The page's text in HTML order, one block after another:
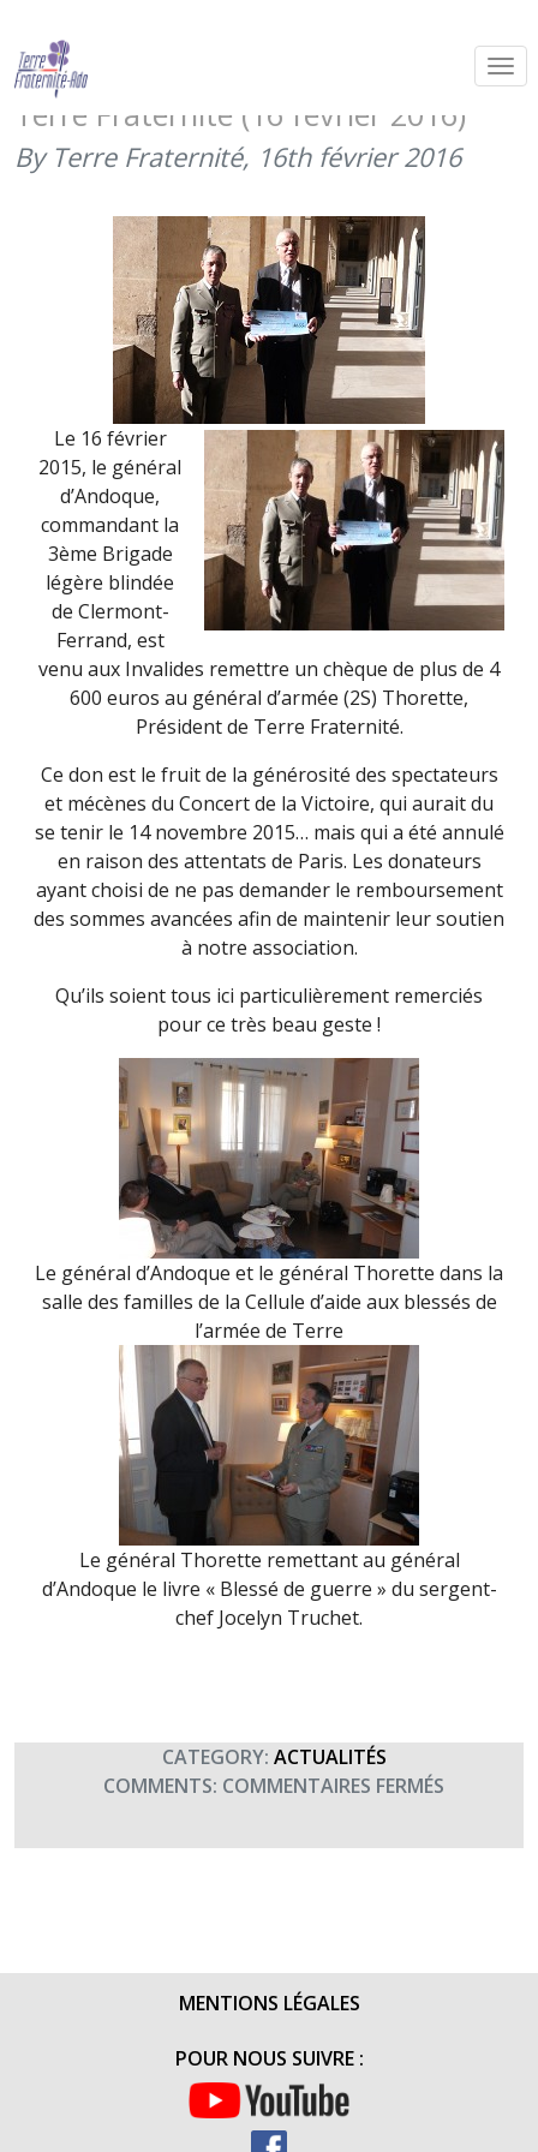
Malgré l’annulation du concert de
novembre, la 3ème BLB soutient
Terre Fraternité (16 février 2016)
By Terre Fraternité, 16th février 2016
Le 16 février
2015, le général
d’Andoque,
commandant la
3ème Brigade
légère blindée
de Clermont-
Ferrand, est
venu aux Invalides remettre un chèque de plus de 4
600 euros au général d’armée (2S) Thorette,
Président de Terre Fraternité.
Ce don est le fruit de la générosité des spectateurs
et mécènes du Concert de la Victoire, qui aurait du
se tenir le 14 novembre 2015… mais qui a été annulé
en raison des attentats de Paris. Les donateurs
ayant choisi de ne pas demander le remboursement
des sommes avancées afin de maintenir leur soutien
à notre association.
Qu’ils soient tous ici particulièrement remerciés
pour ce très beau geste !
Le général d’Andoque et le général Thorette dans la
salle des familles de la Cellule d’aide aux blessés de
l’armée de Terre
Le général Thorette remettant au général
d’Andoque le livre « Blessé de guerre » du sergent-
chef Jocelyn Truchet.
CATEGORY: ACTUALITÉS
COMMENTS: COMMENTAIRES FERMÉS
MENTIONS LÉGALES
POUR NOUS SUIVRE :